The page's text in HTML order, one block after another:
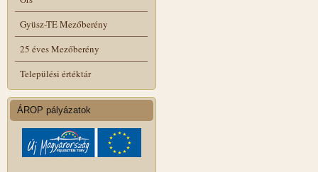
Gyüsz-TE Mezőberény
25 éves Mezőberény
Települési értéktár
ÁROP pályázatok